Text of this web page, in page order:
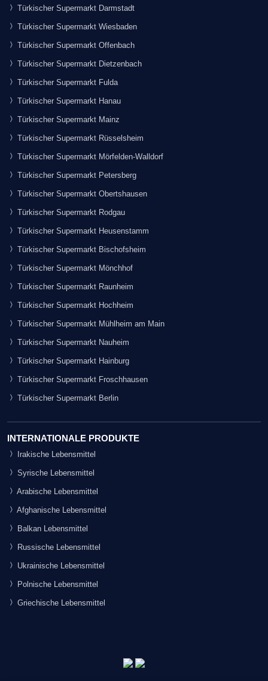
Türkischer Supermarkt Darmstadt
Türkischer Supermarkt Wiesbaden
Türkischer Supermarkt Offenbach
Türkischer Supermarkt Dietzenbach
Türkischer Supermarkt Fulda
Türkischer Supermarkt Hanau
Türkischer Supermarkt Mainz
Türkischer Supermarkt Rüsselsheim
Türkischer Supermarkt Mörfelden-Walldorf
Türkischer Supermarkt Petersberg
Türkischer Supermarkt Obertshausen
Türkischer Supermarkt Rodgau
Türkischer Supermarkt Heusenstamm
Türkischer Supermarkt Bischofsheim
Türkischer Supermarkt Mönchhof
Türkischer Supermarkt Raunheim
Türkischer Supermarkt Hochheim
Türkischer Supermarkt Mühlheim am Main
Türkischer Supermarkt Nauheim
Türkischer Supermarkt Hainburg
Türkischer Supermarkt Froschhausen
Türkischer Supermarkt Berlin
INTERNATIONALE PRODUKTE
Irakische Lebensmittel
Syrische Lebensmittel
Arabische Lebensmittel
Afghanische Lebensmittel
Balkan Lebensmittel
Russische Lebensmittel
Ukrainische Lebensmittel
Polnische Lebensmittel
Griechische Lebensmittel